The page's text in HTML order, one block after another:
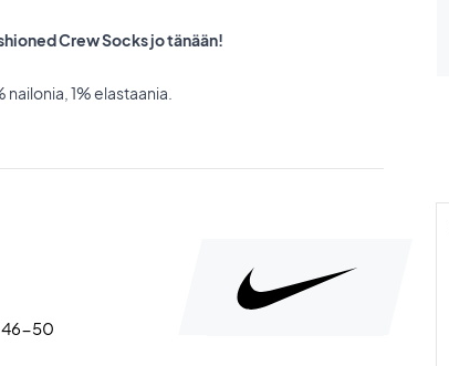
Crew Socks jo tänään!
1% elastaania.
50